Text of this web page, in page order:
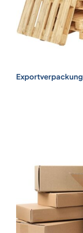
Exportverpackung